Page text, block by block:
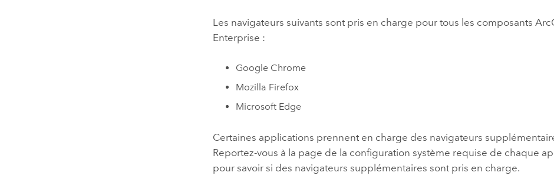
Les navigateurs suivants sont pris en charge pour tous les composants
Enterprise :
Google Chrome
Mozilla Firefox
Microsoft Edge
Certaines applications prennent en charge des navigateurs
Reportez-vous à la page de la configuration système requise de chaque
pour savoir si des navigateurs supplémentaires sont pris en charge.